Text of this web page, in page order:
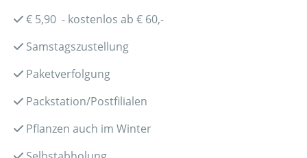
€ 5,90 - kostenlos ab € 60,-
Samstagszustellung
Paketverfolgung
Packstation/Postfilialen
Pflanzen auch im Winter